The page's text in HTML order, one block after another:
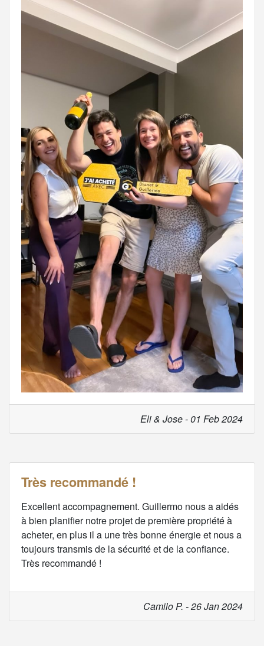
Eli & Jose - 01 Feb 2024
Très recommandé !
Excellent accompagnement. Guillermo nous a aidés
à bien planifier notre projet de première propriété à
acheter, en plus il a une très bonne énergie et nous a
toujours transmis de la sécurité et de la confiance.
Très recommandé !
Camilo P. - 26 Jan 2024